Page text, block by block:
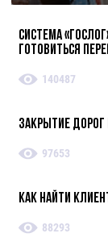
Система
готовиться
140487
Закрытие
97653
Как найти
88293